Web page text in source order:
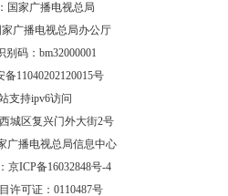
国家广播电视总局
广播电视总局办公厅
别码：bm32000001
备11040202120015号
支持ipv6访问
城区复兴门外大街2号
广播电视总局信息中心
京ICP备16032848号-4
许可证：0110487号